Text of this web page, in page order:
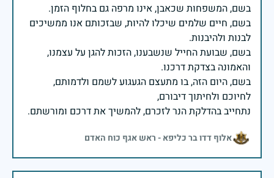
בשם, חיים שלמים שיכלו להיות, שבזכותם אנו ממשיכים
בשם, שבועת החייל שנשבענו, הזכות להגן על עצמנו,
בשם, היום הזה, בו מתעצם הגעגוע לשמם ולדמותם,
נתחייב בהדלקת הנר לזכרם, להמשיך את דרכם ומורשתם.
אלוף דדו בר כליפא - ראש אגף כוח האדם